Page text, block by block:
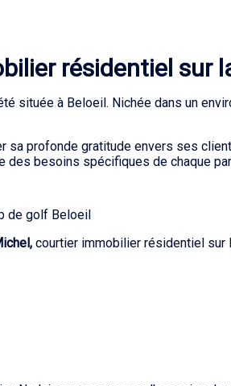
résidentiel sur
située à Beloeil. Nichée dans un
profonde gratitude envers ses
des besoins spécifiques de chaque
de golf Beloeil
courtier immobilier résidentiel sur